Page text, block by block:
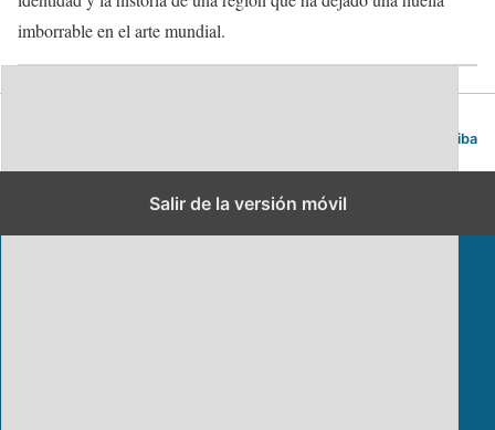
imborrable en el arte mundial.
Volver arriba
Salir de la versión móvil